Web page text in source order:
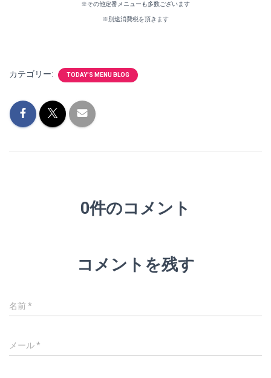
※その他定番メニューも多数ございます
※別途消費税を頂きます
カテゴリー: TODAY'S MENU BLOG
0件のコメント
コメントを残す
名前*
メール*